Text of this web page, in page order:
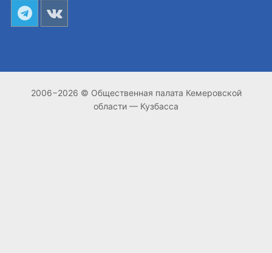
2006−2026 © Общественная палата Кемеровской
области — Кузбасса